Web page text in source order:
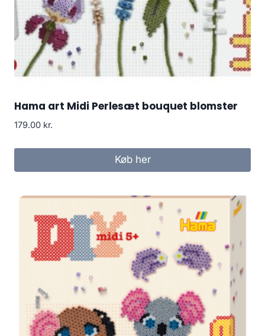
Hama art Midi Perlesæt bouquet blomster
179.00 kr.
Køb her